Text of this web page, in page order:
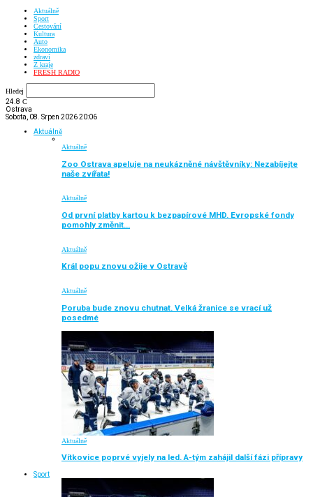
Aktuálně
Sport
Cestování
Kultura
Auto
Ekonomika
zdraví
Z kraje
FRESH RADIO
Hledej
24.8 C
Ostrava
Sobota, 08. Srpen 2026 20:06
Aktuálně
Aktuálně
Zoo Ostrava apeluje na neukázněné návštěvníky: Nezabíjejte
naše zvířata!
Aktuálně
Od první platby kartou k bezpapírové MHD. Evropské fondy
pomohly změnit…
Aktuálně
Král popu znovu ožije v Ostravě
Aktuálně
Poruba bude znovu chutnat. Velká žranice se vrací už
posedmé
Aktuálně
Vítkovice poprvé vyjely na led. A-tým zahájil další fázi přípravy
Sport